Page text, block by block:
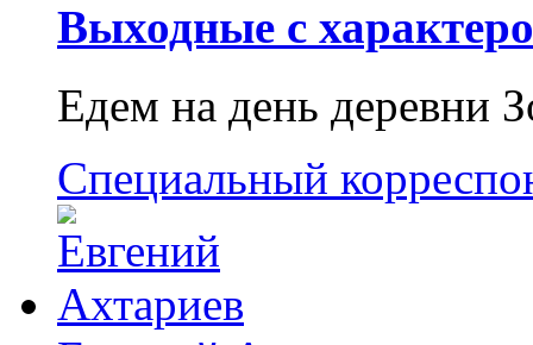
Выходные с
Едем на день деревни
Специальный